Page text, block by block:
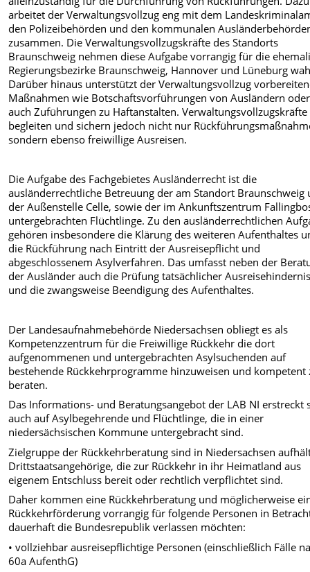
arbeitet der Verwaltungsvollzug eng mit dem
den Polizeibehörden und den kommunalen
zusammen. Die Verwaltungsvollzugskräfte des Standorts
Braunschweig nehmen diese Aufgabe vorrangig für die
Regierungsbezirke Braunschweig, Hannover und Lüneburg
Darüber hinaus unterstützt der Verwaltungsvollzug
Maßnahmen wie Botschaftsvorführungen von Ausländern oder
auch Zuführungen zu Haftanstalten. Verwaltungsvollzugskräfte
begleiten und sichern jedoch nicht nur
sondern ebenso freiwillige Ausreisen.
Die Aufgabe des Fachgebietes Ausländerrecht ist die
ausländerrechtliche Betreuung der am Standort Braunschweig
der Außenstelle Celle, sowie der im Ankunftszentrum
untergebrachten Flüchtlinge. Zu den ausländerrechtlichen
gehören insbesondere die Klärung des weiteren Aufenthaltes
die Rückführung nach Eintritt der Ausreisepflicht und
abgeschlossenem Asylverfahren. Das umfasst neben der
der Ausländer auch die Prüfung tatsächlicher
und die zwangsweise Beendigung des Aufenthaltes.
Der Landesaufnahmebehörde Niedersachsen obliegt es als
Kompetenzzentrum für die Freiwillige Rückkehr die dort
aufgenommenen und untergebrachten Asylsuchenden auf
bestehende Rückkehrprogramme hinzuweisen und kompetent
beraten.
Das Informations- und Beratungsangebot der LAB NI erstreckt
auch auf Asylbegehrende und Flüchtlinge, die in einer
niedersächsischen Kommune untergebracht sind.
Zielgruppe der Rückkehrberatung sind in Niedersachsen
Drittstaatsangehörige, die zur Rückkehr in ihr Heimatland aus
eigenem Entschluss bereit oder rechtlich verpflichtet sind.
Daher kommen eine Rückkehrberatung und möglicherweise
Rückkehrförderung vorrangig für folgende Personen in
dauerhaft die Bundesrepublik verlassen möchten:
• vollziehbar ausreisepflichtige Personen (einschließlich Fälle
60a AufenthG)